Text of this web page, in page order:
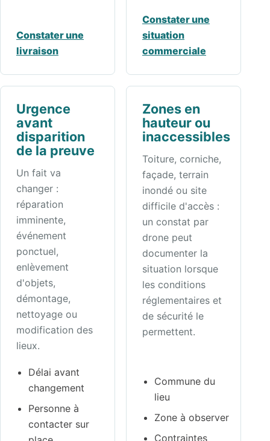
Constater une
livraison
Constater une
situation
commerciale
Urgence
avant
disparition
de la preuve
Un fait va
changer :
réparation
imminente,
événement
ponctuel,
enlèvement
d'objets,
démontage,
nettoyage ou
modification des
lieux.
Délai avant
changement
Personne à
contacter sur
Zones en
hauteur ou
inaccessibles
Toiture, corniche,
façade, terrain
inondé ou site
difficile d'accès :
un constat par
drone peut
documenter la
situation lorsque
les conditions
réglementaires et
de sécurité le
permettent.
Commune du
lieu
Zone à observer
Contraintes